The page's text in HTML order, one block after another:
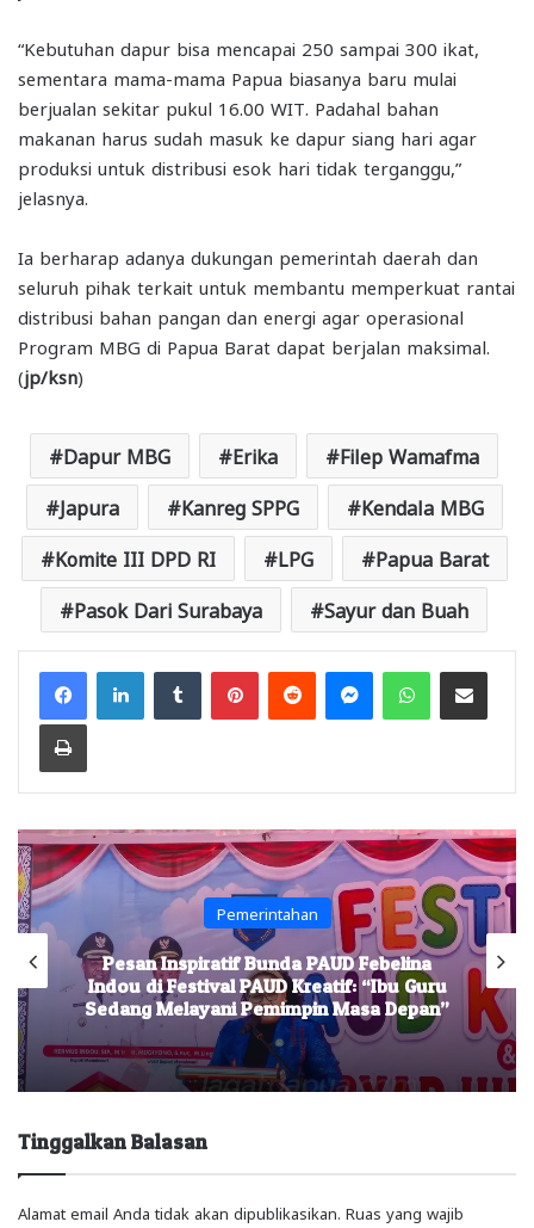
“Kebutuhan dapur bisa mencapai 250 sampai 300 ikat,
sementara mama-mama Papua biasanya baru mulai
berjualan sekitar pukul 16.00 WIT. Padahal bahan
makanan harus sudah masuk ke dapur siang hari agar
produksi untuk distribusi esok hari tidak terganggu,”
jelasnya.
Ia berharap adanya dukungan pemerintah daerah dan
seluruh pihak terkait untuk membantu memperkuat rantai
distribusi bahan pangan dan energi agar operasional
Program MBG di Papua Barat dapat berjalan maksimal.
(jp/ksn)
Dapur MBG Erika Filep Wamafma
Japura Kanreg SPPG Kendala MBG
Komite III DPD RI LPG Papua Barat
Pasok Dari Surabaya Sayur dan Buah
FacebookLinkedInTumblr PinterestReddit MessengerWhatsAppShare via Email
Print
Pemerintahan
Pesan Inspiratif Bunda PAUD Febelina
Indou di Festival PAUD Kreatif: “Ibu Guru
Sedang Melayani Pemimpin Masa Depan”
Tinggalkan Balasan
Alamat email Anda tidak akan dipublikasikan. Ruas yang wajib